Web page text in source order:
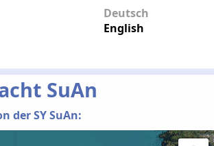
Deutsch
English
SuAn
der SY SuAn: